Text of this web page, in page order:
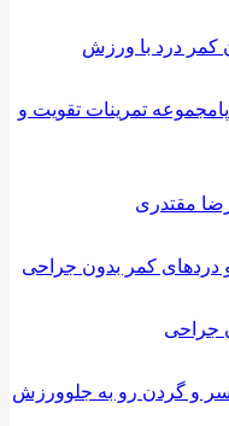
کمر درد با ورزش
مجموعه تمرینات تقویت و
مقتدری
جراحی
ورزش